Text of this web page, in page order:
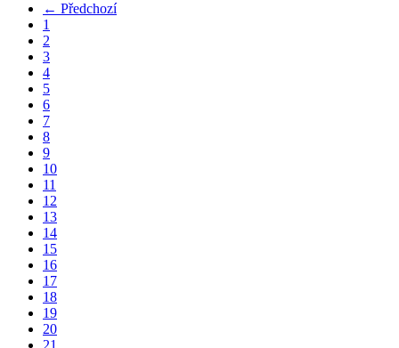
← Předchozí
1
2
3
4
5
6
7
8
9
10
11
12
13
14
15
16
17
18
19
20